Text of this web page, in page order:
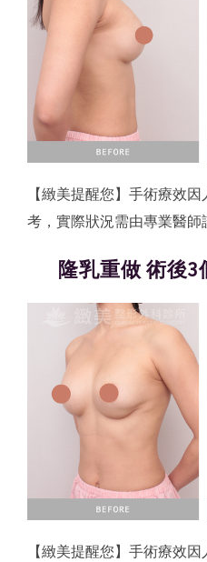
【緻美提醒您】手術療效
考，實際狀況需由專業醫師
隆乳重做 術後3
【緻美提醒您】手術療效